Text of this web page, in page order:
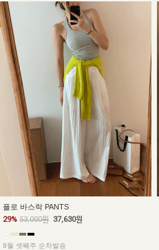
플로 바스락 PANTS
29% 53,000원 37,630원
8월 셋째주 순차발송